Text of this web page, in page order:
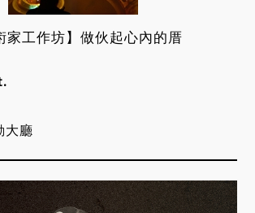
家工作坊】做伙起心內的厝
大廳